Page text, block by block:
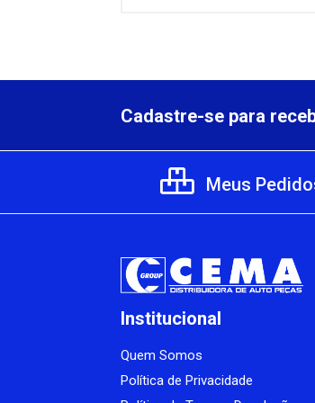
Cadastre-se para
Meus
Institucional
Quem Somos
Política de Privacidade